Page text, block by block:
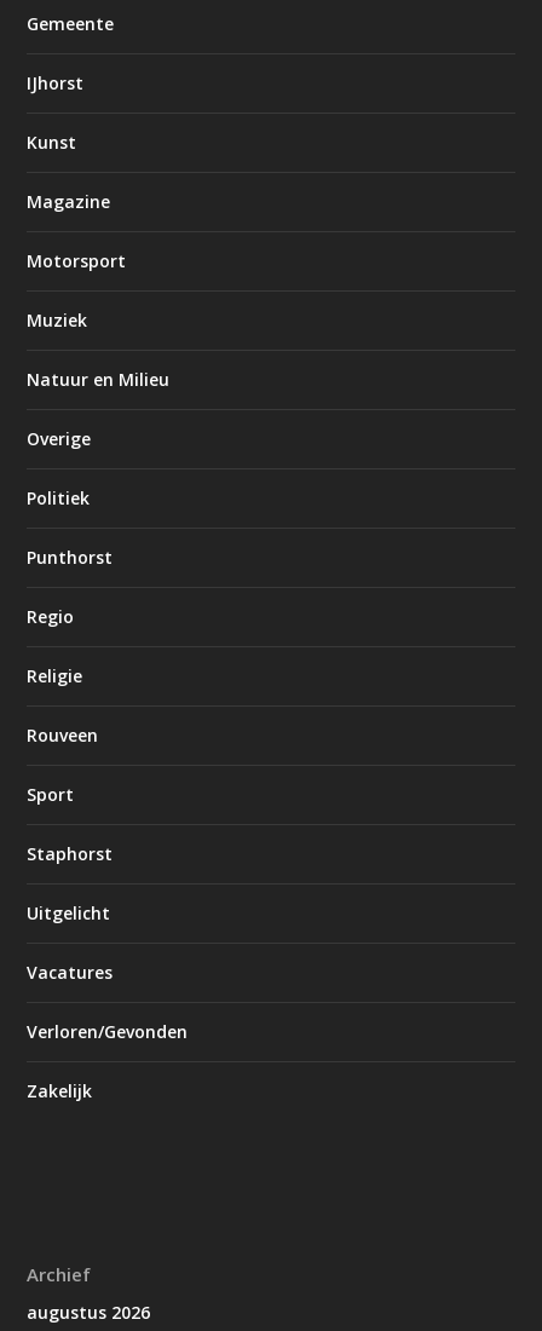
Gemeente
IJhorst
Kunst
Magazine
Motorsport
Muziek
Natuur en Milieu
Overige
Politiek
Punthorst
Regio
Religie
Rouveen
Sport
Staphorst
Uitgelicht
Vacatures
Verloren/Gevonden
Zakelijk
Archief
augustus 2026